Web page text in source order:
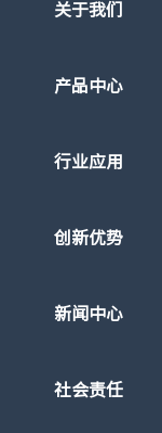
关于我们
产品中心
行业应用
创新优势
新闻中心
社会责任